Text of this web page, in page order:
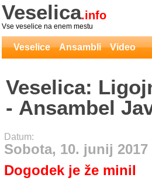
Veselica.info
Vse veselice na enem mestu
Veselice Ansambli Video
Veselica:
- Ansambel
Datum:
Sobota, 10. junij 2017
Dogodek je že minil